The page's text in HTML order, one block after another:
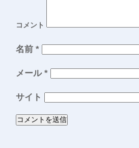
コメント
名前 *
メール *
サイト